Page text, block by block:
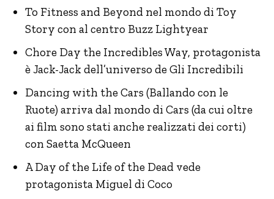
To Fitness and Beyond nel mondo di Toy
Story con al centro Buzz Lightyear
Chore Day the Incredibles Way, protagonista
è Jack-Jack dell’universo de Gli Incredibili
Dancing with the Cars (Ballando con le
Ruote) arriva dal mondo di Cars (da cui oltre
ai film sono stati anche realizzati dei corti)
con Saetta McQueen
A Day of the Life of the Dead vede
protagonista Miguel di Coco